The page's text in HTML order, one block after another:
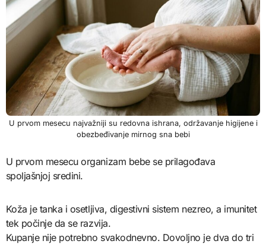
U prvom mesecu najvažniji su redovna ishrana, održavanje higijene i
obezbeđivanje mirnog sna bebi
U prvom mesecu organizam bebe se prilagođava
spoljašnjoj sredini.
Koža je tanka i osetljiva, digestivni sistem nezreo, a imunitet
tek počinje da se razvija.
Kupanje nije potrebno svakodnevno. Dovoljno je dva do tri